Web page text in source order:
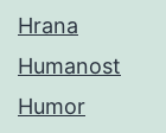
Hrana
Humanost
Humor